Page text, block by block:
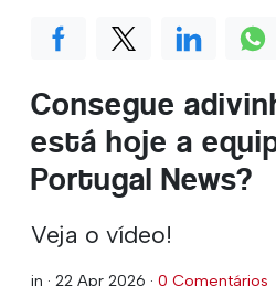
Consegue
está hoje a
Portugal News?
Veja o vídeo!
in · 22 Apr 2026 · 0 Comentários